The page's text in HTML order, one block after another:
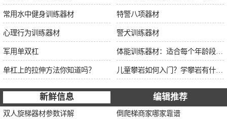
常用水中健身训练器材 特警八项器材
心理行为训练器材 警犬训练器材
军用单双杠
单杠上的拉伸方法你知道吗？
新鲜信息 编辑推荐
双人旋梯器材参数详解 倒爬梯商家哪家靠谱